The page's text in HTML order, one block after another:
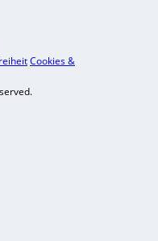
Cookies &